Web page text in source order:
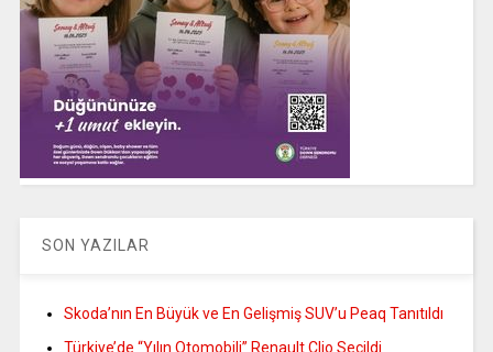
SON YAZILAR
Skoda’nın En Büyük ve En Gelişmiş SUV’u Peaq Tanıtıldı
Türkiye’de “Yılın Otomobili” Renault Clio Seçildi